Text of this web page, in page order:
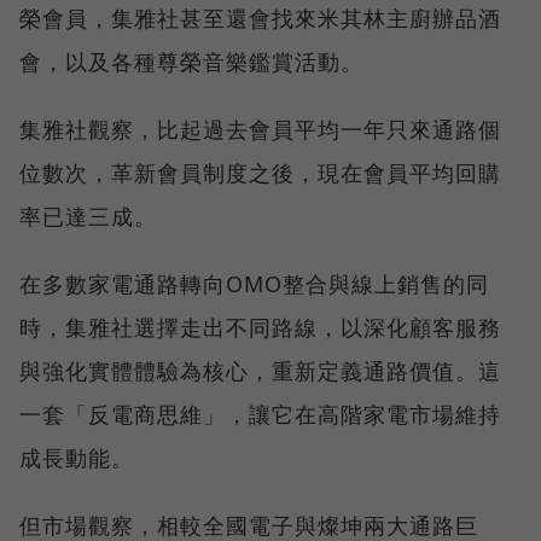
榮會員，集雅社甚至還會找來米其林主廚辦品酒
會，以及各種尊榮音樂鑑賞活動。
集雅社觀察，比起過去會員平均一年只來通路個
位數次，革新會員制度之後，現在會員平均回購
率已達三成。
在多數家電通路轉向OMO整合與線上銷售的同
時，集雅社選擇走出不同路線，以深化顧客服務
與強化實體體驗為核心，重新定義通路價值。這
一套「反電商思維」，讓它在高階家電市場維持
成長動能。
但市場觀察，相較全國電子與燦坤兩大通路巨